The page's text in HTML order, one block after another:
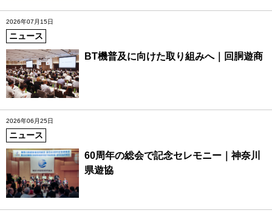
2026年07月15日
ニュース
BT機普及に向けた取り組みへ｜回胴遊商
2026年06月25日
ニュース
60周年の総会で記念セレモニー｜神奈川
県遊協